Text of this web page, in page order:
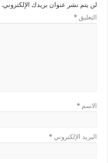
لن يتم نشر عنوان بريدك الإلكتروني.
التعليق*
الاسم*
البريد الإلكتروني*